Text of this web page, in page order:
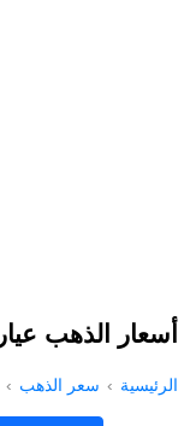
أسعار الذهب عيار 10 في تركيا اليوم
الرئيسية سعر الذهب